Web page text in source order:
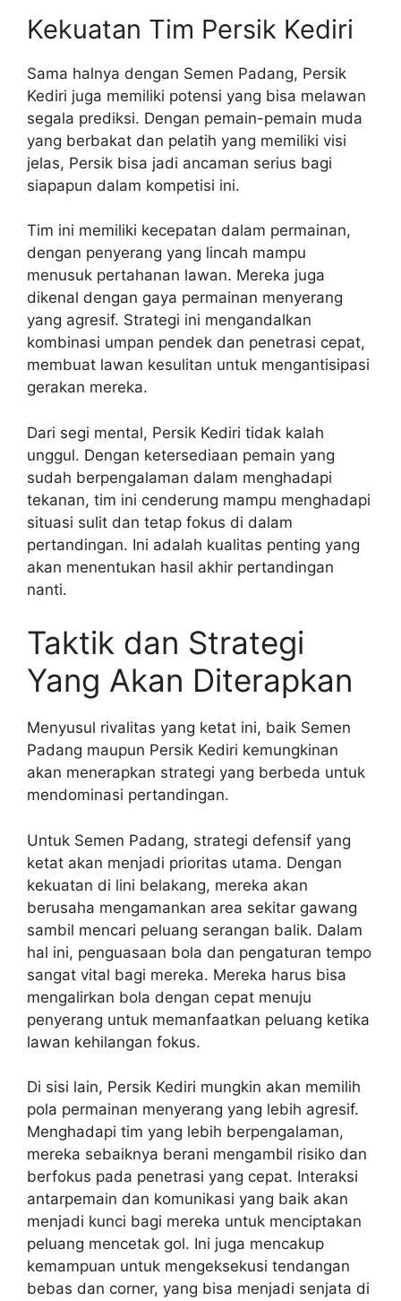
Kekuatan Tim Persik Kediri
Sama halnya dengan Semen Padang, Persik
Kediri juga memiliki potensi yang bisa melawan
segala prediksi. Dengan pemain-pemain muda
yang berbakat dan pelatih yang memiliki visi
jelas, Persik bisa jadi ancaman serius bagi
siapapun dalam kompetisi ini.
Tim ini memiliki kecepatan dalam permainan,
dengan penyerang yang lincah mampu
menusuk pertahanan lawan. Mereka juga
dikenal dengan gaya permainan menyerang
yang agresif. Strategi ini mengandalkan
kombinasi umpan pendek dan penetrasi cepat,
membuat lawan kesulitan untuk mengantisipasi
gerakan mereka.
Dari segi mental, Persik Kediri tidak kalah
unggul. Dengan ketersediaan pemain yang
sudah berpengalaman dalam menghadapi
tekanan, tim ini cenderung mampu menghadapi
situasi sulit dan tetap fokus di dalam
pertandingan. Ini adalah kualitas penting yang
akan menentukan hasil akhir pertandingan
nanti.
Taktik dan Strategi
Yang Akan Diterapkan
Menyusul rivalitas yang ketat ini, baik Semen
Padang maupun Persik Kediri kemungkinan
akan menerapkan strategi yang berbeda untuk
mendominasi pertandingan.
Untuk Semen Padang, strategi defensif yang
ketat akan menjadi prioritas utama. Dengan
kekuatan di lini belakang, mereka akan
berusaha mengamankan area sekitar gawang
sambil mencari peluang serangan balik. Dalam
hal ini, penguasaan bola dan pengaturan tempo
sangat vital bagi mereka. Mereka harus bisa
mengalirkan bola dengan cepat menuju
penyerang untuk memanfaatkan peluang ketika
lawan kehilangan fokus.
Di sisi lain, Persik Kediri mungkin akan memilih
pola permainan menyerang yang lebih agresif.
Menghadapi tim yang lebih berpengalaman,
mereka sebaiknya berani mengambil risiko dan
berfokus pada penetrasi yang cepat. Interaksi
antarpemain dan komunikasi yang baik akan
menjadi kunci bagi mereka untuk menciptakan
peluang mencetak gol. Ini juga mencakup
kemampuan untuk mengeksekusi tendangan
bebas dan corner, yang bisa menjadi senjata di